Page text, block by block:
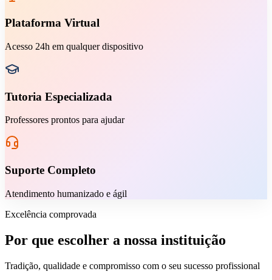
Plataforma Virtual
Acesso 24h em qualquer dispositivo
Tutoria Especializada
Professores prontos para ajudar
Suporte Completo
Atendimento humanizado e ágil
Excelência comprovada
Por que escolher a nossa instituição
Tradição, qualidade e compromisso com o seu sucesso profissional